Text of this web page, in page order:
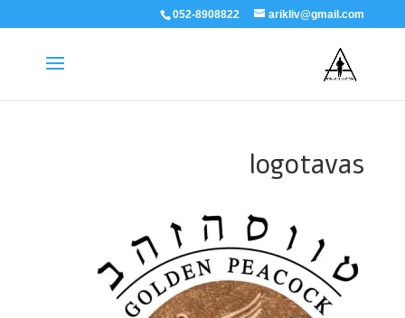
052-8908822 arikliv@gmail.com
logotavas